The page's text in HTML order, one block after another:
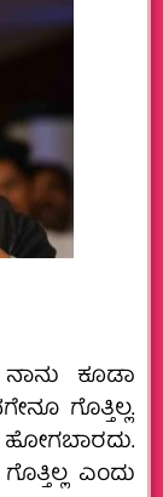
ಕೂಡಾ
ಗೊತ್ತಿಲ್ಲ.
ಹೋಗಬಾರದು.
ಎಂದು